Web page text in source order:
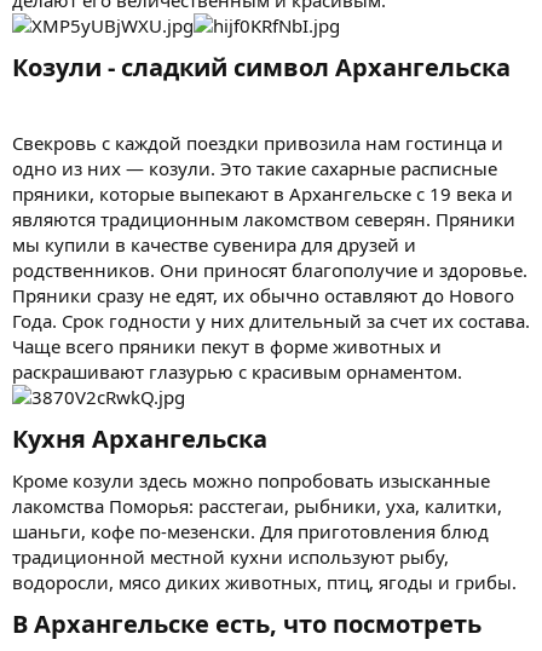
Козули - сладкий символ Архангельска
Свекровь с каждой поездки привозила нам гостинца и
одно из них — козули. Это такие сахарные расписные
пряники, которые выпекают в Архангельске с 19 века и
являются традиционным лакомством северян. Пряники
мы купили в качестве сувенира для друзей и
родственников. Они приносят благополучие и здоровье.
Пряники сразу не едят, их обычно оставляют до Нового
Года. Срок годности у них длительный за счет их состава.
Чаще всего пряники пекут в форме животных и
раскрашивают глазурью с красивым орнаментом.
Кухня Архангельска
Кроме козули здесь можно попробовать изысканные
лакомства Поморья: расстегаи, рыбники, уха, калитки,
шаньги, кофе по-мезенски. Для приготовления блюд
традиционной местной кухни используют рыбу,
водоросли, мясо диких животных, птиц, ягоды и грибы.
В Архангельске есть, что посмотреть